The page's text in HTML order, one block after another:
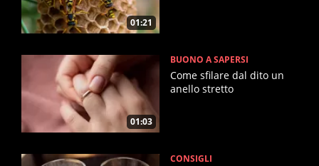
01:21
01:03
BUONO A SAPERSI
Come sfilare dal dito un
anello stretto
CONSIGLI